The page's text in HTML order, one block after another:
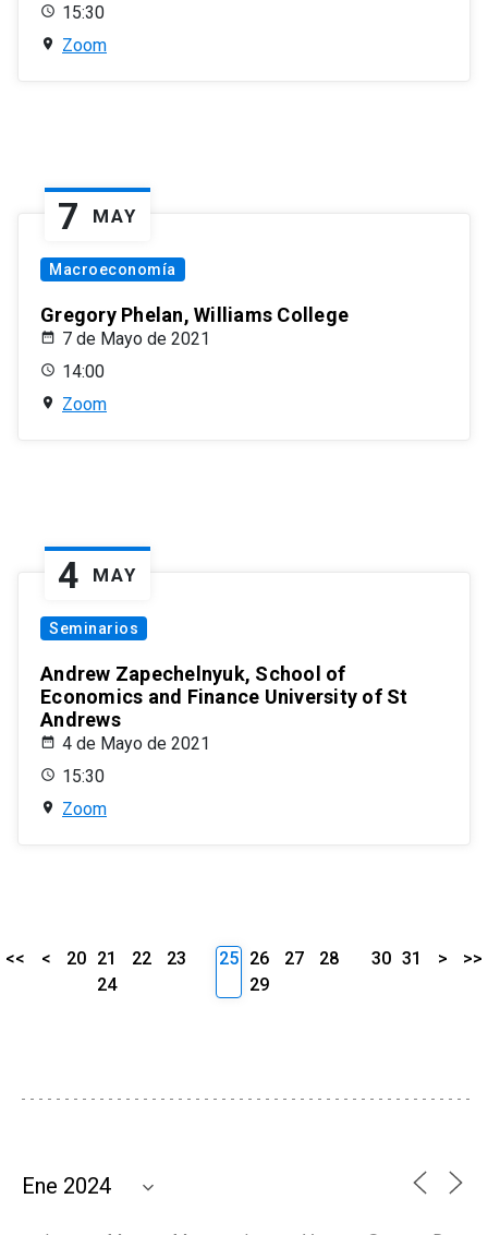
15:30
Zoom
7 MAY
Macroeconomía
Gregory Phelan, Williams College
7 de Mayo de 2021
14:00
Zoom
4 MAY
Seminarios
Andrew Zapechelnyuk, School of
Economics and Finance University of St
Andrews
4 de Mayo de 2021
15:30
Zoom
<< < 20 21 22
23
24
25 26 27
28
29
30 31 > >>